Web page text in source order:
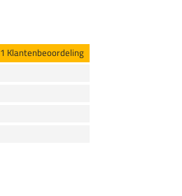
1 Klantenbeoordeling